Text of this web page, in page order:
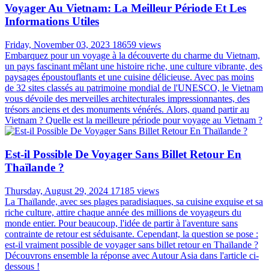
Voyager Au Vietnam: La Meilleur Période Et Les
Informations Utiles
Friday, November 03, 2023 18659 views
Embarquez pour un voyage à la découverte du charme du Vietnam,
un pays fascinant mêlant une histoire riche, une culture vibrante, des
paysages époustouflants et une cuisine délicieuse. Avec pas moins
de 32 sites classés au patrimoine mondial de l'UNESCO, le Vietnam
vous dévoile des merveilles architecturales impressionnantes, des
trésors anciens et des monuments vénérés. Alors, quand partir au
Vietnam ? Quelle est la meilleure période pour voyage au Vietnam ?
Est-il Possible De Voyager Sans Billet Retour En
Thaïlande ?
Thursday, August 29, 2024 17185 views
La Thaïlande, avec ses plages paradisiaques, sa cuisine exquise et sa
riche culture, attire chaque année des millions de voyageurs du
monde entier. Pour beaucoup, l'idée de partir à l'aventure sans
contrainte de retour est séduisante. Cependant, la question se pose :
est-il vraiment possible de voyager sans billet retour en Thaïlande ?
Découvrons ensemble la réponse avec Autour Asia dans l'article ci-
dessous !